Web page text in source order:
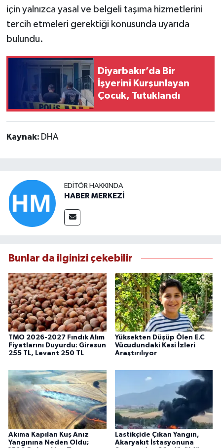
için yalnızca yasal ve belgeli taşıma hizmetlerini
tercih etmeleri gerektiği konusunda uyarıda
bulundu.
Diyarbakır’da Bir
İşyerini Kurşunlayan
Çocuk, Tutuklandı
Kaynak: DHA
EDITÖR HAKKINDA
HABER MERKEZİ
Bunlar da ilginizi çekebilir
TMO 2026-2027 Fındık Alım
Fiyatlarını Duyurdu: Giresun
255 TL, Levant 250 TL
Yüksekten Düşüp Ölen E.C
Vücudundaki Kesi İzleri
Araştırılıyor
Akıma Kapılan Kuş Anız
Yangınına Neden Oldu;
Lastikçide Çıkan Yangın,
Akaryakıt İstasyonuna